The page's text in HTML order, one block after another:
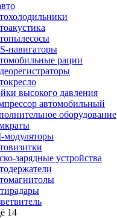
навигаторы
рации
высокого давления
автомобильный
оборудование
модуляторы
зарядные устройства
14